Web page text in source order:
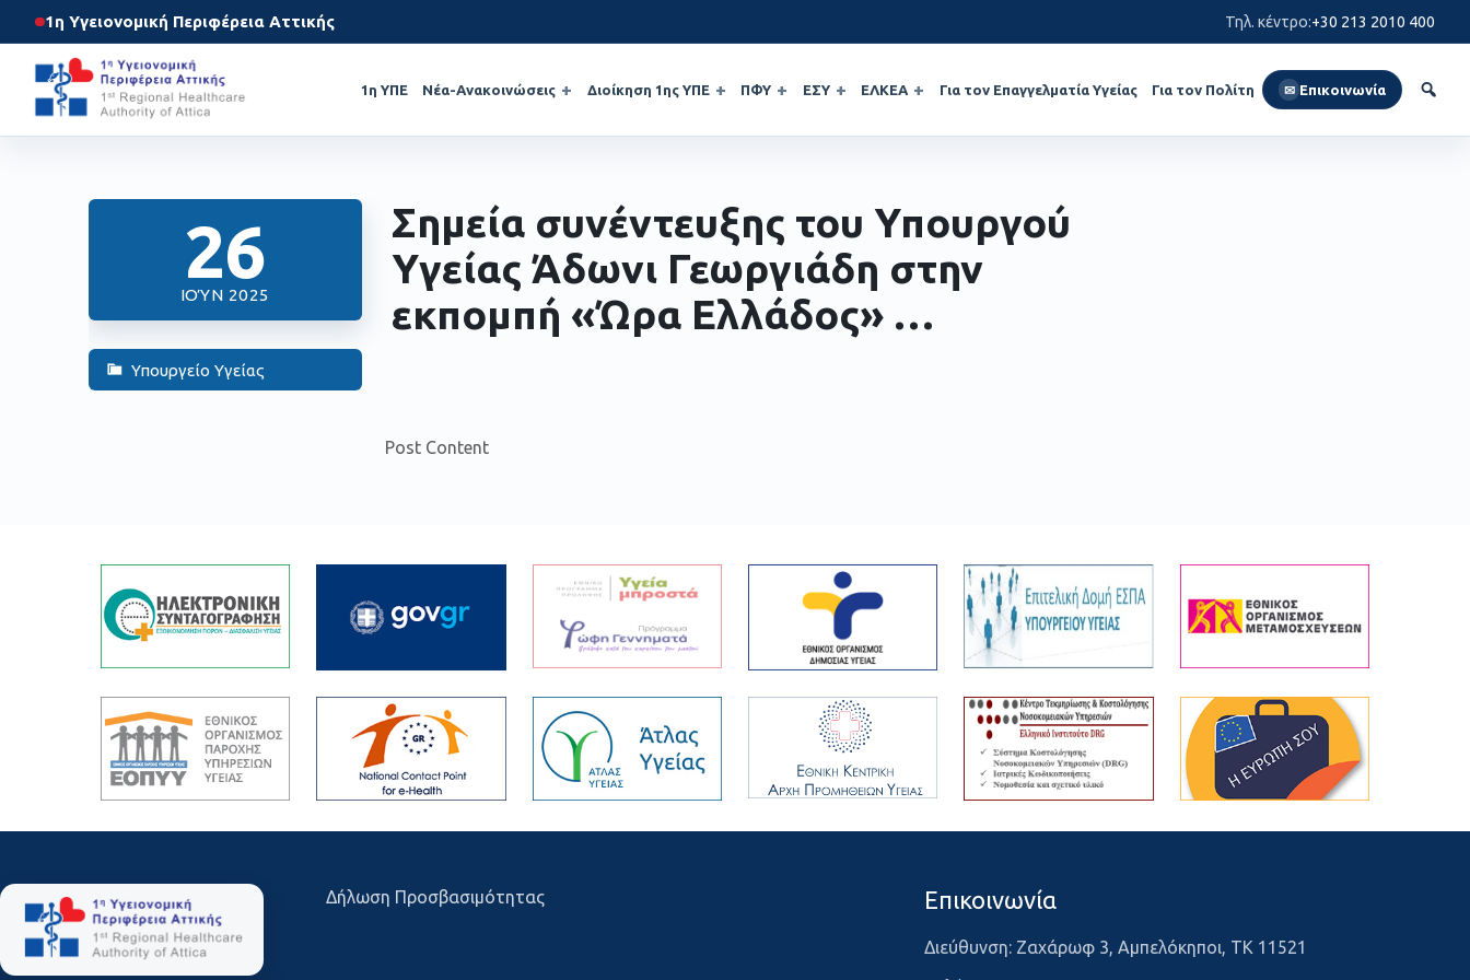
1η Υγειονομική Περιφέρεια Αττικής Τηλ. κέντρο:+30 213 2010 400
1η ΥΠΕ Νέα-Ανακοινώσεις Διοίκηση 1ης ΥΠΕ ΠΦΥ ΕΣΥ ΕΛΚΕΑ Για τον Επαγγελματία Υγείας Για τον Πολίτη ✉ Επικοινωνία
26
ΙΟΎΝ 2025
Υπουργείο Υγείας
Σημεία συνέντευξης του Υπουργού
Υγείας Άδωνι Γεωργιάδη στην
εκπομπή «Ώρα Ελλάδος» …
Post Content
Δήλωση Προσβασιμότητας Επικοινωνία
Διεύθυνση: Ζαχάρωφ 3, Αμπελόκηποι, ΤΚ 11521